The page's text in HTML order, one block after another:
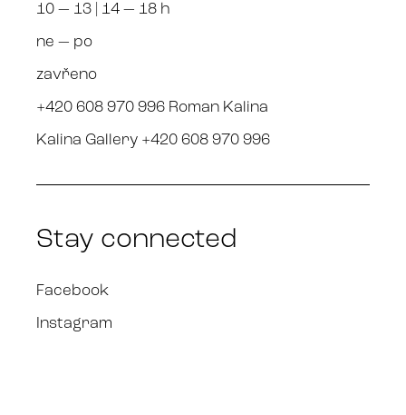
10 — 13 | 14 — 18 h
ne — po
zavřeno
+420 608 970 996 Roman Kalina
Kalina Gallery +420 608 970 996
Stay connected
Facebook
Instagram